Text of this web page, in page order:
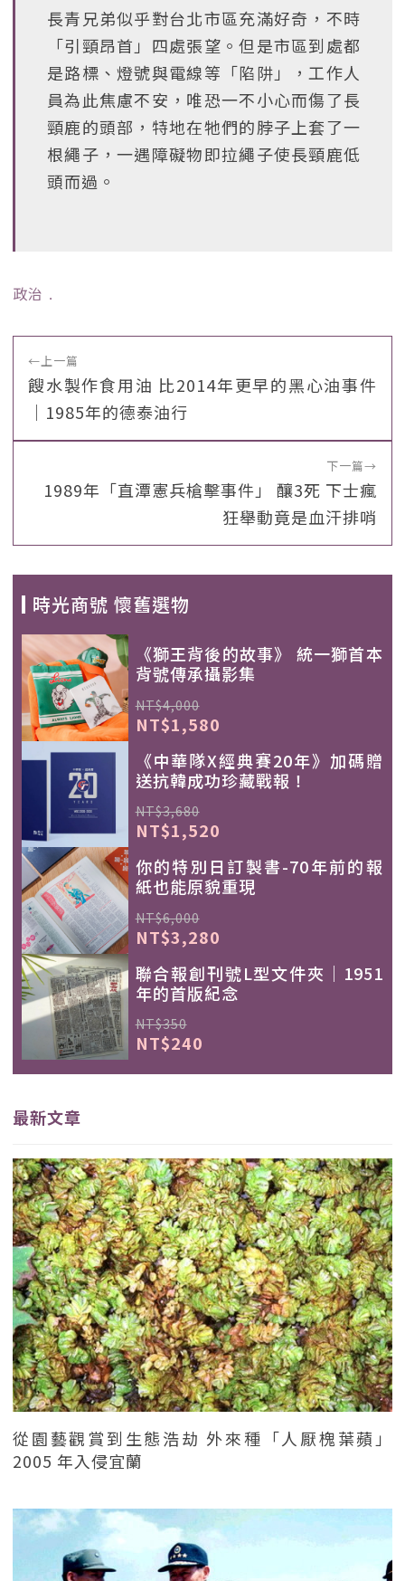
長青兄弟似乎對台北市區充滿好奇，不時
「引頸昂首」四處張望。但是市區到處都
是路標、燈號與電線等「陷阱」，工作人
員為此焦慮不安，唯恐一不小心而傷了長
頸鹿的頭部，特地在牠們的脖子上套了一
根繩子，一遇障礙物即拉繩子使長頸鹿低
頭而過。
政治 ﹒
←上一篇
餿水製作食用油 比2014年更早的黑心油事件
｜1985年的德泰油行
下一篇→
1989年「直潭憲兵槍擊事件」 釀3死 下士瘋
狂舉動竟是血汗排哨
時光商號 懷舊選物
《獅王背後的故事》 統一獅首本
背號傳承攝影集
NT$4,000
NT$1,580
《中華隊X經典賽20年》加碼贈
送抗韓成功珍藏戰報！
NT$3,680
NT$1,520
你的特別日訂製書-70年前的報
紙也能原貌重現
NT$6,000
NT$3,280
聯合報創刊號L型文件夾｜1951
年的首版紀念
NT$350
NT$240
最新文章
從園藝觀賞到生態浩劫 外來種「人厭槐葉蘋」
2005 年入侵宜蘭